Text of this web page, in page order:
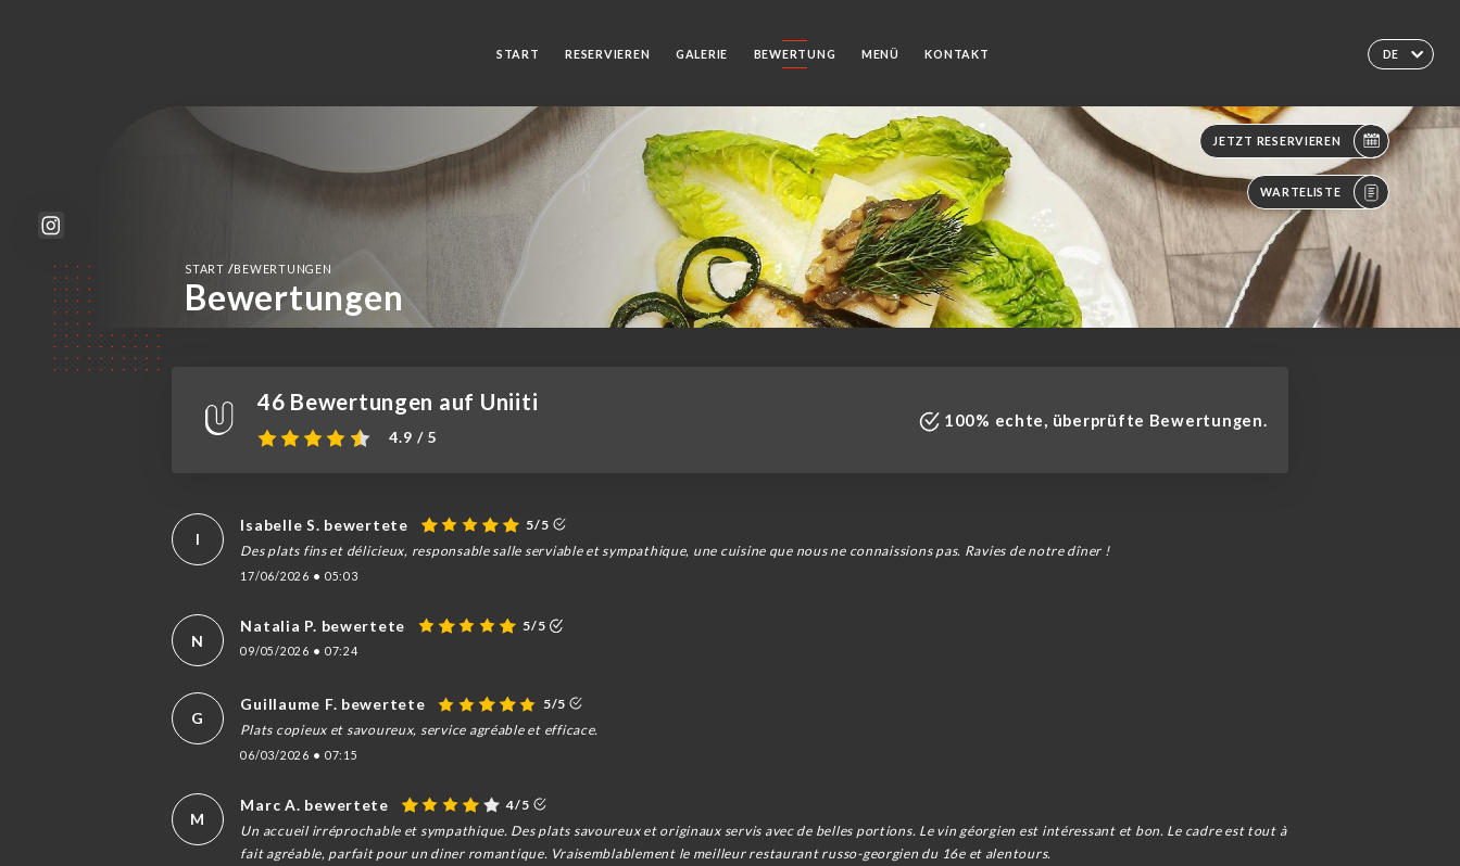
DE
START RESERVIEREN GALERIE BEWERTUNG MENÜ KONTAKT
JETZT RESERVIEREN
WARTELISTE
START /BEWERTUNGEN
Bewertungen
46 Bewertungen auf Uniiti
4.9 / 5
100% echte, überprüfte Bewertungen.
I
Isabelle S. bewertete
5/5
Des plats fins et délicieux, responsable salle serviable et sympathique, une cuisine que nous ne connaissions pas. Ravies de notre dîner !
17/06/2026 • 05:03
N
Natalia P. bewertete 5/5
09/05/2026 • 07:24
G
Guillaume F. bewertete
5/5
Plats copieux et savoureux, service agréable et efficace.
06/03/2026 • 07:15
M
Marc A. bewertete
4/5
Un accueil irréprochable et sympathique. Des plats savoureux et originaux servis avec de belles portions. Le vin géorgien est intéressant et bon. Le cadre est tout à
fait agréable, parfait pour un diner romantique. Vraisemblablement le meilleur restaurant russo-georgien du 16e et alentours.